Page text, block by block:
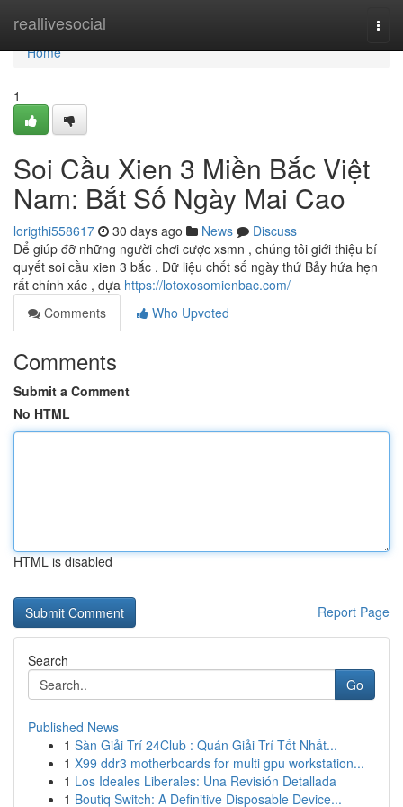
reallivesocial
Home
Home
1
Soi Cầu Xien 3 Miền Bắc Việt
Nam: Bắt Số Ngày Mai Cao
lorigthi558617 30 days ago News
Discuss
Để giúp đỡ những người chơi cược xsmn , chúng tôi giới thiệu bí
quyết soi cầu xien 3 bắc . Dữ liệu chốt số ngày thứ Bảy hứa hẹn
rất chính xác , dựa https://lotoxosomienbac.com/
Comments
Who Upvoted
Comments
Submit a Comment
No HTML
HTML is disabled
Report Page
Search
Go
Published News
1 Sàn Giải Trí 24Club : Quán Giải Trí Tốt Nhất...
1 X99 ddr3 motherboards for multi gpu workstation...
1 Los Ideales Liberales: Una Revisión Detallada
1 Boutiq Switch: A Definitive Disposable Device...